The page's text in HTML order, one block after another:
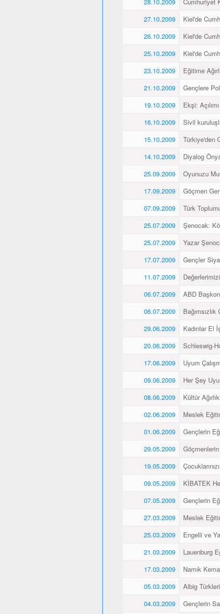
27.10.2009
Kiel'de
26.10.2009
Kiel'de
25.10.2009
Kiel'de
23.10.2009
Eğitime
21.10.2009
Gençlere
19.10.2009
Ekşi:
16.10.2009
Sivil
15.10.2009
Türkiye'den
14.10.2009
Diyalog
25.09.2009
Oyunuzu
17.09.2009
Göçmen
07.09.2009
Türk
25.07.2009
Şenocak:
25.07.2009
Yazar
17.07.2009
Gençler
11.07.2009
06.07.2009
ABD
06.07.2009
29.06.2009
Kadınlar El
20.06.2009
Schleswig-
17.06.2009
Uyum
09.06.2009
Her Şey
08.06.2009
Kültür
02.06.2009
Meslek
01.06.2009
Gençlerin
29.05.2009
Göçmenlerin
19.05.2009
09.05.2009
KİBATEK
07.05.2009
Gençlerin
27.03.2009
Meslek
25.03.2009
Engelli ve
21.03.2009
Lauenburg
17.03.2009
Namık
05.03.2009
Albig
04.03.2009
Gençlerin